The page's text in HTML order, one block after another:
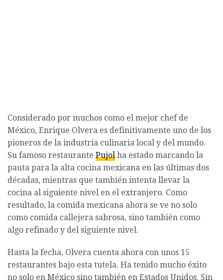
Considerado por muchos como el mejor chef de
México, Enrique Olvera es definitivamente uno de los
pioneros de la industria culinaria local y del mundo.
Su famoso restaurante Pujol ha estado marcando la
pauta para la alta cocina mexicana en las últimas dos
décadas, mientras que también intenta llevar la
cocina al siguiente nivel en el extranjero. Como
resultado, la comida mexicana ahora se ve no solo
como comida callejera sabrosa, sino también como
algo refinado y del siguiente nivel.
Hasta la fecha, Olvera cuenta ahora con unos 15
restaurantes bajo esta tutela. Ha tenido mucho éxito
no solo en México sino también en Estados Unidos. Sin